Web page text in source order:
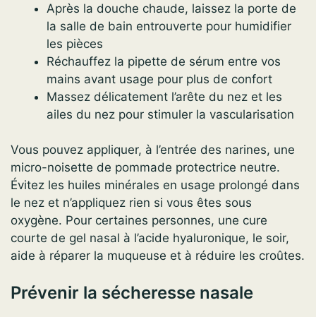
Après la douche chaude, laissez la porte de
la salle de bain entrouverte pour humidifier
les pièces
Réchauffez la pipette de sérum entre vos
mains avant usage pour plus de confort
Massez délicatement l’arête du nez et les
ailes du nez pour stimuler la vascularisation
Vous pouvez appliquer, à l’entrée des narines, une
micro-noisette de pommade protectrice neutre.
Évitez les huiles minérales en usage prolongé dans
le nez et n’appliquez rien si vous êtes sous
oxygène. Pour certaines personnes, une cure
courte de gel nasal à l’acide hyaluronique, le soir,
aide à réparer la muqueuse et à réduire les croûtes.
Prévenir la sécheresse nasale